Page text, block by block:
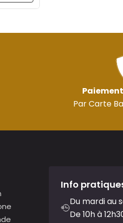
Par Carte
Info
Du mardi au
De 10h à